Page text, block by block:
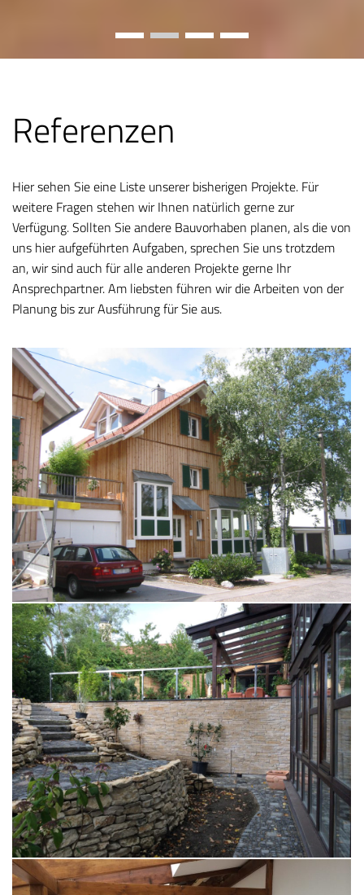
Referenzen
Hier sehen Sie eine Liste unserer bisherigen Projekte. Für
weitere Fragen stehen wir Ihnen natürlich gerne zur
Verfügung. Sollten Sie andere Bauvorhaben planen, als die von
uns hier aufgeführten Aufgaben, sprechen Sie uns trotzdem
an, wir sind auch für alle anderen Projekte gerne Ihr
Ansprechpartner. Am liebsten führen wir die Arbeiten von der
Planung bis zur Ausführung für Sie aus.